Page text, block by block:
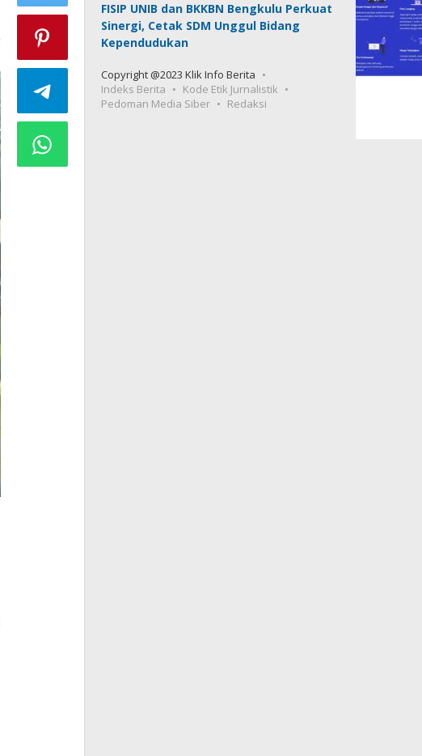
FISIP UNIB dan BKKBN Bengkulu Perkuat
Sinergi, Cetak SDM Unggul Bidang
Kependudukan
Copyright @2023 Klik Info Berita
Indeks Berita
Kode Etik Jurnalistik
Pedoman Media Siber
Redaksi